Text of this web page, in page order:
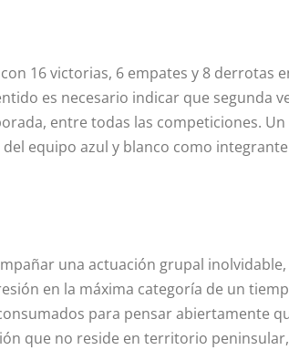
16 victorias, 6 empates y 8 derrotas
es necesario indicar que segunda
entre todas las competiciones.
equipo azul y blanco como
una actuación grupal
en la máxima categoría de un
para pensar abiertamente
que no reside en territorio